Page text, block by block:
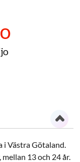
i Västra Götaland.
13 och 24 år.